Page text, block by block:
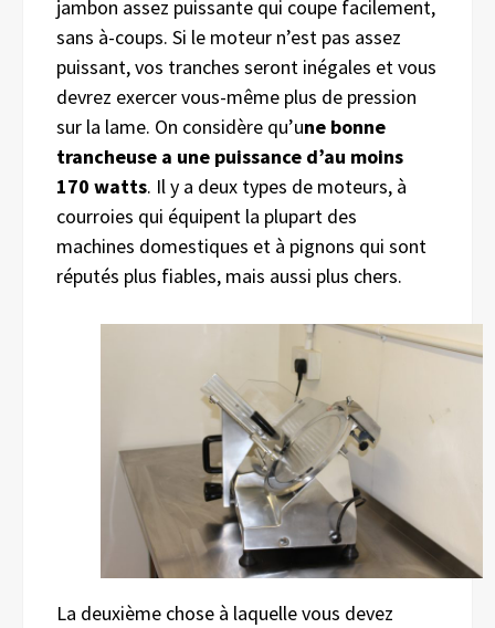
jambon assez puissante qui coupe facilement,
sans à-coups. Si le moteur n’est pas assez
puissant, vos tranches seront inégales et vous
devrez exercer vous-même plus de pression
sur la lame. On considère qu’une bonne
trancheuse a une puissance d’au moins
170 watts. Il y a deux types de moteurs, à
courroies qui équipent la plupart des
machines domestiques et à pignons qui sont
réputés plus fiables, mais aussi plus chers.
La deuxième chose à laquelle vous devez